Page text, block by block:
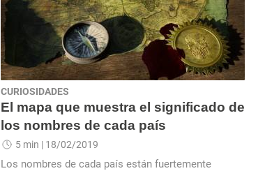
CURIOSIDADES
El mapa que muestra el significado de
los nombres de cada país
5 min | 18/02/2019
Los nombres de cada país están fuertemente